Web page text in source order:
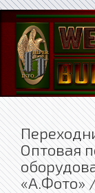
Оптовая
«А.Фото»